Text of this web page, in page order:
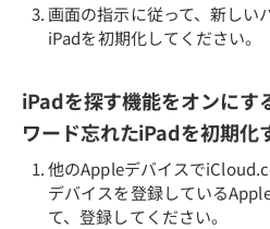
画面の指示に従って、新しい
iPadを初期化してください。
iPadを探す機能をオンにす
ワード忘れたiPadを初期化
他のAppleデバイスで
デバイスを登録している
て、登録してください。